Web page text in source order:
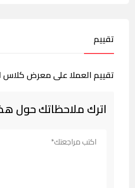
تقييم
تقييم العملا على معرض كلاس
اترك ملاحظاتك حول